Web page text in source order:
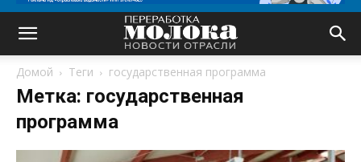
Домой Теги государственная программа
Метка: государственная
программа